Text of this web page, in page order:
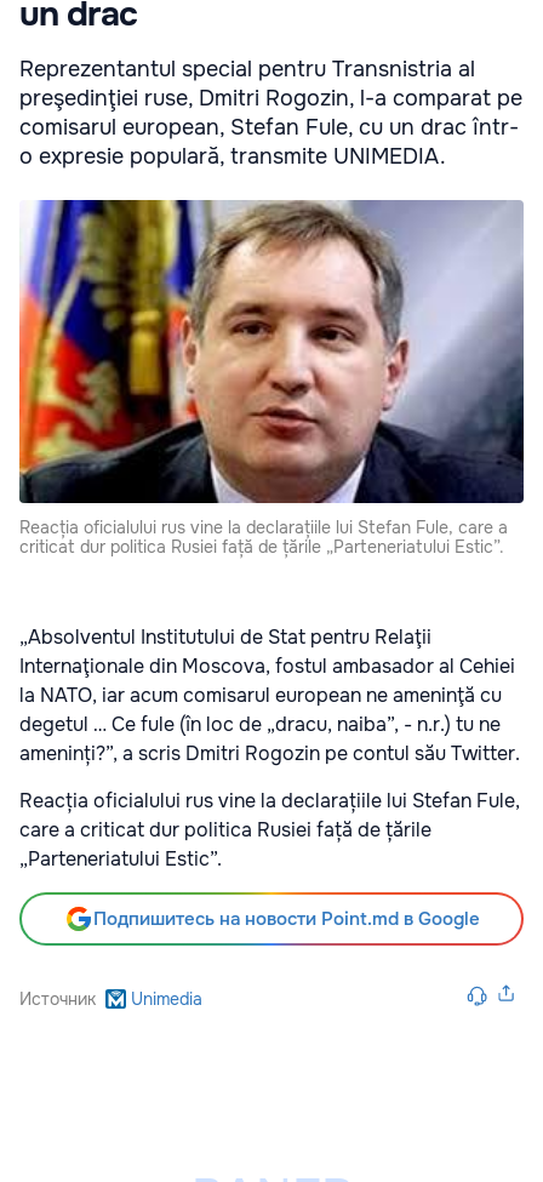
un drac
Reprezentantul special pentru Transnistria al
preşedinţiei ruse, Dmitri Rogozin, l-a comparat pe
comisarul european, Stefan Fule, cu un drac într-
o expresie populară, transmite UNIMEDIA.
Reacția oficialului rus vine la declarațiile lui Stefan Fule, care a
criticat dur politica Rusiei față de țările „Parteneriatului Estic”.
„Absolventul Institutului de Stat pentru Relaţii
Internaţionale din Moscova, fostul ambasador al Cehiei
la NATO, iar acum comisarul european ne ameninţă cu
degetul … Ce fule (în loc de „dracu, naiba”, - n.r.) tu ne
ameninți?”, a scris Dmitri Rogozin pe contul său Twitter.
Reacția oficialului rus vine la declarațiile lui Stefan Fule,
care a criticat dur politica Rusiei față de țările
„Parteneriatului Estic”.
Подпишитесь на новости Point.md в Google
Источник Unimedia